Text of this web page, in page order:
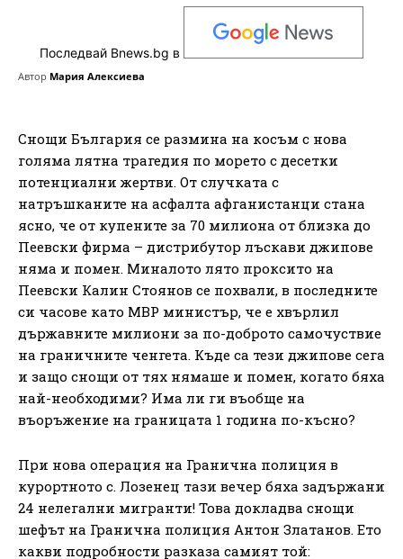
Последвай Bnews.bg в
Автор Мария Алексиева
Снощи България се размина на косъм с нова
голяма лятна трагедия по морето с десетки
потенциални жертви. От случката с
натръшканите на асфалта афганистанци стана
ясно, че от купените за 70 милиона от близка до
Пеевски фирма – дистрибутор лъскави джипове
няма и помен. Миналото лято проксито на
Пеевски Калин Стоянов се похвали, в последните
си часове като МВР министър, че е хвърлил
държавните милиони за по-доброто самочуствие
на граничните ченгета. Къде са тези джипове сега
и защо снощи от тях нямаше и помен, когато бяха
най-необходими? Има ли ги въобще на
въоръжение на границата 1 година по-късно?
При нова операция на Гранична полиция в
курортното с. Лозенец тази вечер бяха задържани
24 нелегални мигранти! Това докладва снощи
шефът на Гранична полиция Антон Златанов. Ето
какви подробности разказа самият той: